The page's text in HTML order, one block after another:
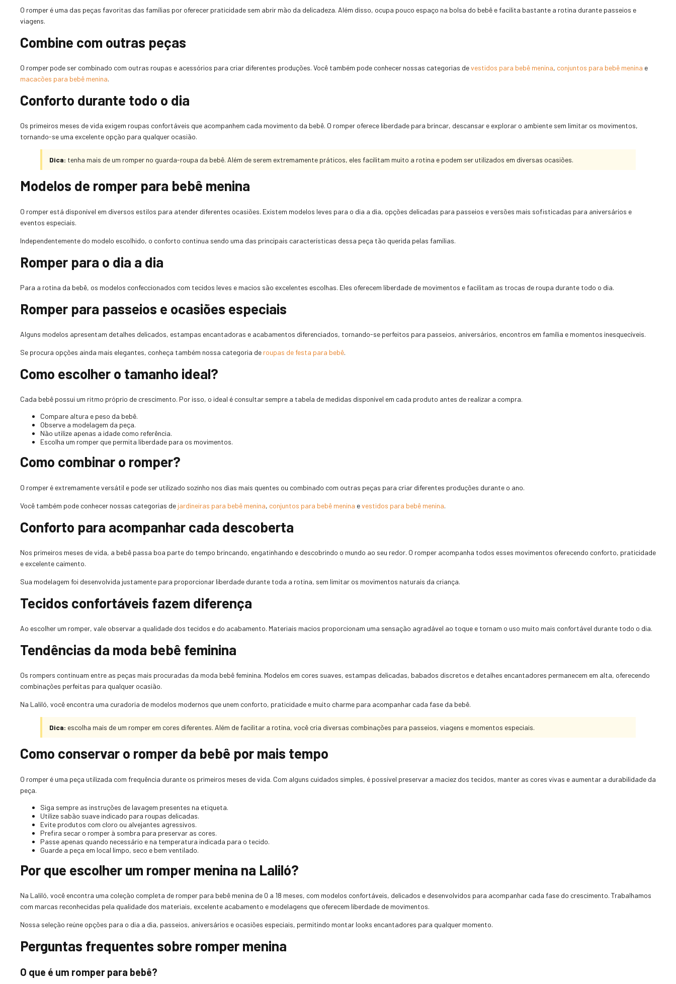
O romper é uma das peças favoritas das famílias por oferecer praticidade sem abrir mão da delicadeza. Além disso, ocupa pouco espaço na bolsa do bebê e facilita bastante a rotina durante passeios e
viagens.
Combine com outras peças
O romper pode ser combinado com outras roupas e acessórios para criar diferentes produções. Você também pode conhecer nossas categorias devestidos para bebê menina, conjuntos para bebê menina e
macacões para bebê menina.
Conforto durante todo o dia
Os primeiros meses de vida exigem roupas confortáveis que acompanhem cada movimento da bebê. O romper oferece liberdade para brincar, descansar e explorar o ambiente sem limitar os movimentos,
tornando-se uma excelente opção para qualquer ocasião.
Dica: tenha mais de um romper no guarda-roupa da bebê. Além de serem extremamente práticos, eles facilitam muito a rotina e podem ser utilizados em diversas ocasiões.
Modelos de romper para bebê menina
O romper está disponível em diversos estilos para atender diferentes ocasiões. Existem modelos leves para o dia a dia, opções delicadas para passeios e versões mais sofisticadas para aniversários e
eventos especiais.
Independentemente do modelo escolhido, o conforto continua sendo uma das principais características dessa peça tão querida pelas famílias.
Romper para o dia a dia
Para a rotina da bebê, os modelos confeccionados com tecidos leves e macios são excelentes escolhas. Eles oferecem liberdade de movimentos e facilitam as trocas de roupa durante todo o dia.
Romper para passeios e ocasiões especiais
Alguns modelos apresentam detalhes delicados, estampas encantadoras e acabamentos diferenciados, tornando-se perfeitos para passeios, aniversários, encontros em família e momentos inesquecíveis.
Se procura opções ainda mais elegantes, conheça também nossa categoria de roupas de festa para bebê.
Como escolher o tamanho ideal?
Cada bebê possui um ritmo próprio de crescimento. Por isso, o ideal é consultar sempre a tabela de medidas disponível em cada produto antes de realizar a compra.
Compare altura e peso da bebê.
Observe a modelagem da peça.
Não utilize apenas a idade como referência.
Escolha um romper que permita liberdade para os movimentos.
Como combinar o romper?
O romper é extremamente versátil e pode ser utilizado sozinho nos dias mais quentes ou combinado com outras peças para criar diferentes produções durante o ano.
Você também pode conhecer nossas categorias de jardineiras para bebê menina, conjuntos para bebê menina evestidos para bebê menina.
Conforto para acompanhar cada descoberta
Nos primeiros meses de vida, a bebê passa boa parte do tempo brincando, engatinhando e descobrindo o mundo ao seu redor. O romper acompanha todos esses movimentos oferecendo conforto, praticidade
e excelente caimento.
Sua modelagem foi desenvolvida justamente para proporcionar liberdade durante toda a rotina, sem limitar os movimentos naturais da criança.
Tecidos confortáveis fazem diferença
Ao escolher um romper, vale observar a qualidade dos tecidos e do acabamento. Materiais macios proporcionam uma sensação agradável ao toque e tornam o uso muito mais confortável durante todo o dia.
Tendências da moda bebê feminina
Os rompers continuam entre as peças mais procuradas da moda bebê feminina. Modelos em cores suaves, estampas delicadas, babados discretos e detalhes encantadores permanecem em alta, oferecendo
combinações perfeitas para qualquer ocasião.
Na Laliló, você encontra uma curadoria de modelos modernos que unem conforto, praticidade e muito charme para acompanhar cada fase da bebê.
Dica: escolha mais de um romper em cores diferentes. Além de facilitar a rotina, você cria diversas combinações para passeios, viagens e momentos especiais.
Como conservar o romper da bebê por mais tempo
O romper é uma peça utilizada com frequência durante os primeiros meses de vida. Com alguns cuidados simples, é possível preservar a maciez dos tecidos, manter as cores vivas e aumentar a durabilidade da
peça.
Siga sempre as instruções de lavagem presentes na etiqueta.
Utilize sabão suave indicado para roupas delicadas.
Evite produtos com cloro ou alvejantes agressivos.
Prefira secar o romper à sombra para preservar as cores.
Passe apenas quando necessário e na temperatura indicada para o tecido.
Guarde a peça em local limpo, seco e bem ventilado.
Por que escolher um romper menina na Laliló?
Na Laliló, você encontra uma coleção completa de romper para bebê menina de 0 a 18 meses, com modelos confortáveis, delicados e desenvolvidos para acompanhar cada fase do crescimento. Trabalhamos
com marcas reconhecidas pela qualidade dos materiais, excelente acabamento e modelagens que oferecem liberdade de movimentos.
Nossa seleção reúne opções para o dia a dia, passeios, aniversários e ocasiões especiais, permitindo montar looks encantadores para qualquer momento.
Perguntas frequentes sobre romper menina
O que é um romper para bebê?